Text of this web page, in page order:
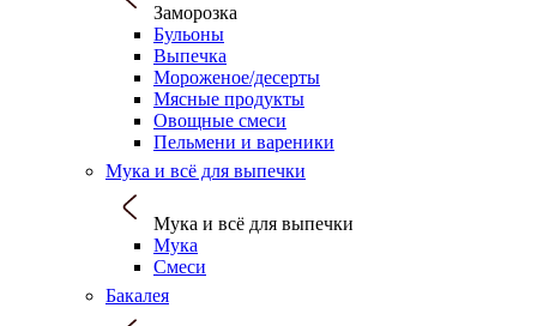
Заморозка
Бульоны
Выпечка
Мороженое/десерты
Мясные продукты
Овощные смеси
Пельмени и вареники
Мука и всё для выпечки
Мука и всё для выпечки
Мука
Смеси
Бакалея